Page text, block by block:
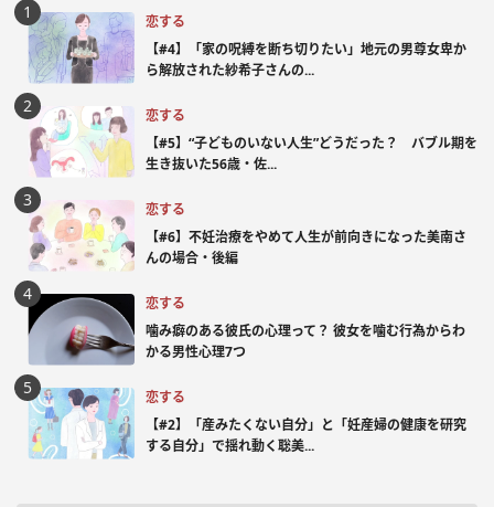
恋する
【#4】「家の呪縛を断ち切りたい」地元の男尊女卑か
ら解放された紗希子さんの...
恋する
【#5】“子どものいない人生”どうだった？ バブル期を
生き抜いた56歳・佐...
恋する
【#6】不妊治療をやめて人生が前向きになった美南さ
んの場合・後編
恋する
噛み癖のある彼氏の心理って？ 彼女を噛む行為からわ
かる男性心理7つ
恋する
【#2】「産みたくない自分」と「妊産婦の健康を研究
する自分」で揺れ動く聡美...